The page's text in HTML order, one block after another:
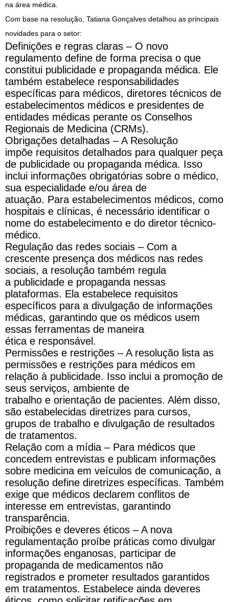
na área médica.
Com base na resolução, Tatiana Gonçalves detalhou as principais
novidades para o setor:
Definições e regras claras – O novo
regulamento define de forma precisa o que
constitui publicidade e propaganda médica. Ele
também estabelece responsabilidades
específicas para médicos, diretores técnicos de
estabelecimentos médicos e presidentes de
entidades médicas perante os Conselhos
Regionais de Medicina (CRMs).
Obrigações detalhadas – A Resolução
impõe requisitos detalhados para qualquer peça
de publicidade ou propaganda médica. Isso
inclui informações obrigatórias sobre o médico,
sua especialidade e/ou área de
atuação. Para estabelecimentos médicos, como
hospitais e clínicas, é necessário identificar o
nome do estabelecimento e do diretor técnico-
médico.
Regulação das redes sociais – Com a
crescente presença dos médicos nas redes
sociais, a resolução também regula
a publicidade e propaganda nessas
plataformas. Ela estabelece requisitos
específicos para a divulgação de informações
médicas, garantindo que os médicos usem
essas ferramentas de maneira
ética e responsável.
Permissões e restrições – A resolução lista as
permissões e restrições para médicos em
relação à publicidade. Isso inclui a promoção de
seus serviços, ambiente de
trabalho e orientação de pacientes. Além disso,
são estabelecidas diretrizes para cursos,
grupos de trabalho e divulgação de resultados
de tratamentos.
Relação com a mídia – Para médicos que
concedem entrevistas e publicam informações
sobre medicina em veículos de comunicação, a
resolução define diretrizes específicas. Também
exige que médicos declarem conflitos de
interesse em entrevistas, garantindo
transparência.
Proibições e deveres éticos – A nova
regulamentação proíbe práticas como divulgar
informações enganosas, participar de
propaganda de medicamentos não
registrados e prometer resultados garantidos
em tratamentos. Estabelece ainda deveres